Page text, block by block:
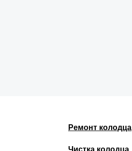
Ремонт колодца
Чистка колодца